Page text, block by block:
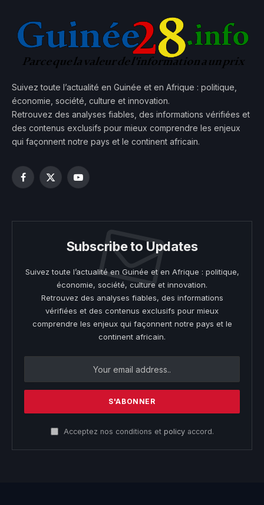
Suivez toute l’actualité en Guinée et en Afrique : politique,
économie, société, culture et innovation.
Retrouvez des analyses fiables, des informations vérifiées et
des contenus exclusifs pour mieux comprendre les enjeux
qui façonnent notre pays et le continent africain.
Facebook
X
YouTube
Subscribe to Updates
Suivez toute l’actualité en Guinée et en Afrique : politique,
économie, société, culture et innovation.
Retrouvez des analyses fiables, des informations
vérifiées et des contenus exclusifs pour mieux
comprendre les enjeux qui façonnent notre pays et le
continent africain.
Acceptez nos conditions et policyaccord.